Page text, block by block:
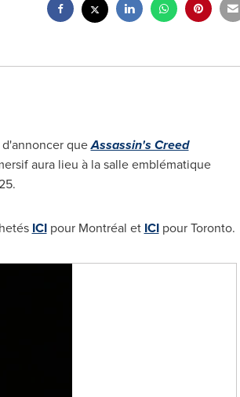
queAssassin's Creed
aura lieu à la salle emblématique
ICIpour Montréal et ICIpourToronto.